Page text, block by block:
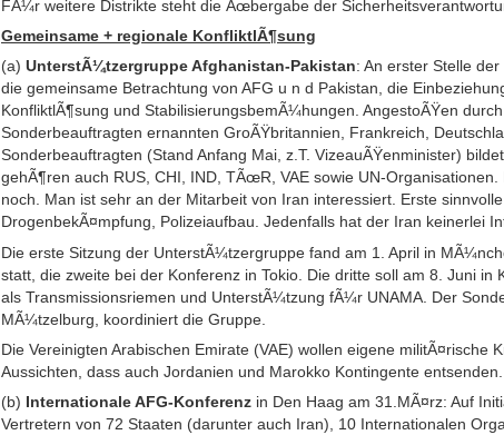
FÃ¼r weitere Distrikte steht die Ãœbergabe der
Gemeinsame + regionale KonfliktlÃ¶sung
(a) UnterstÃ¼tzergruppe Afghanistan-Pakistan: An erster Stelle
die gemeinsame Betrachtung von AFG u n d Pakistan, die
KonfliktlÃ¶sung und StabilisierungsbemÃ¼hungen. AngestoÃŸen
Sonderbeauftragten ernannten GroÃŸbritannien, Frankreich,
Sonderbeauftragten (Stand Anfang Mai, z.T. VizeauÃŸenminister)
gehÃ¶ren auch RUS, CHI, IND, TÃœR, VAE sowie UN-
noch. Man ist sehr an der Mitarbeit von Iran interessiert. Erste
DrogenbekÃ¤mpfung, Polizeiaufbau. Jedenfalls hat der Iran keinerlei
Die erste Sitzung der UnterstÃ¼tzergruppe fand am 1. April in
statt, die zweite bei der Konferenz in Tokio. Die dritte soll am 8. Juni
als Transmissionsriemen und UnterstÃ¼tzung fÃ¼r UNAMA. Der
MÃ¼tzelburg, koordiniert die Gruppe.
Die Vereinigten Arabischen Emirate (VAE) wollen eigene
Aussichten, dass auch Jordanien und Marokko Kontingente entsenden.
(b) Internationale AFG-Konferenz in Den Haag am 31.MÃ¤rz: Auf
Vertretern von 72 Staaten (darunter auch Iran), 10 Internationalen